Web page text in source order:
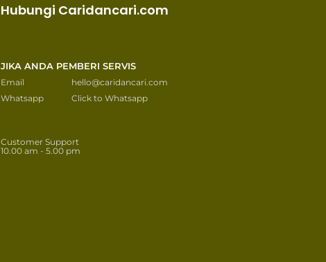
Hubungi Caridancari.com
JIKA ANDA PEMBERI SERVIS
Email
hello@caridancari.com
Whatsapp
Click to Whatsapp
Customer Support
10.00 am - 5.00 pm